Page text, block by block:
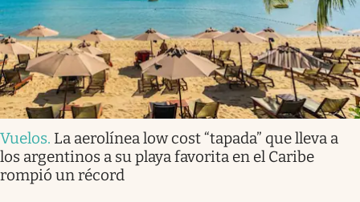
Vuelos. La aerolínea low cost “tapada” que lleva a
los argentinos a su playa favorita en el Caribe
rompió un récord